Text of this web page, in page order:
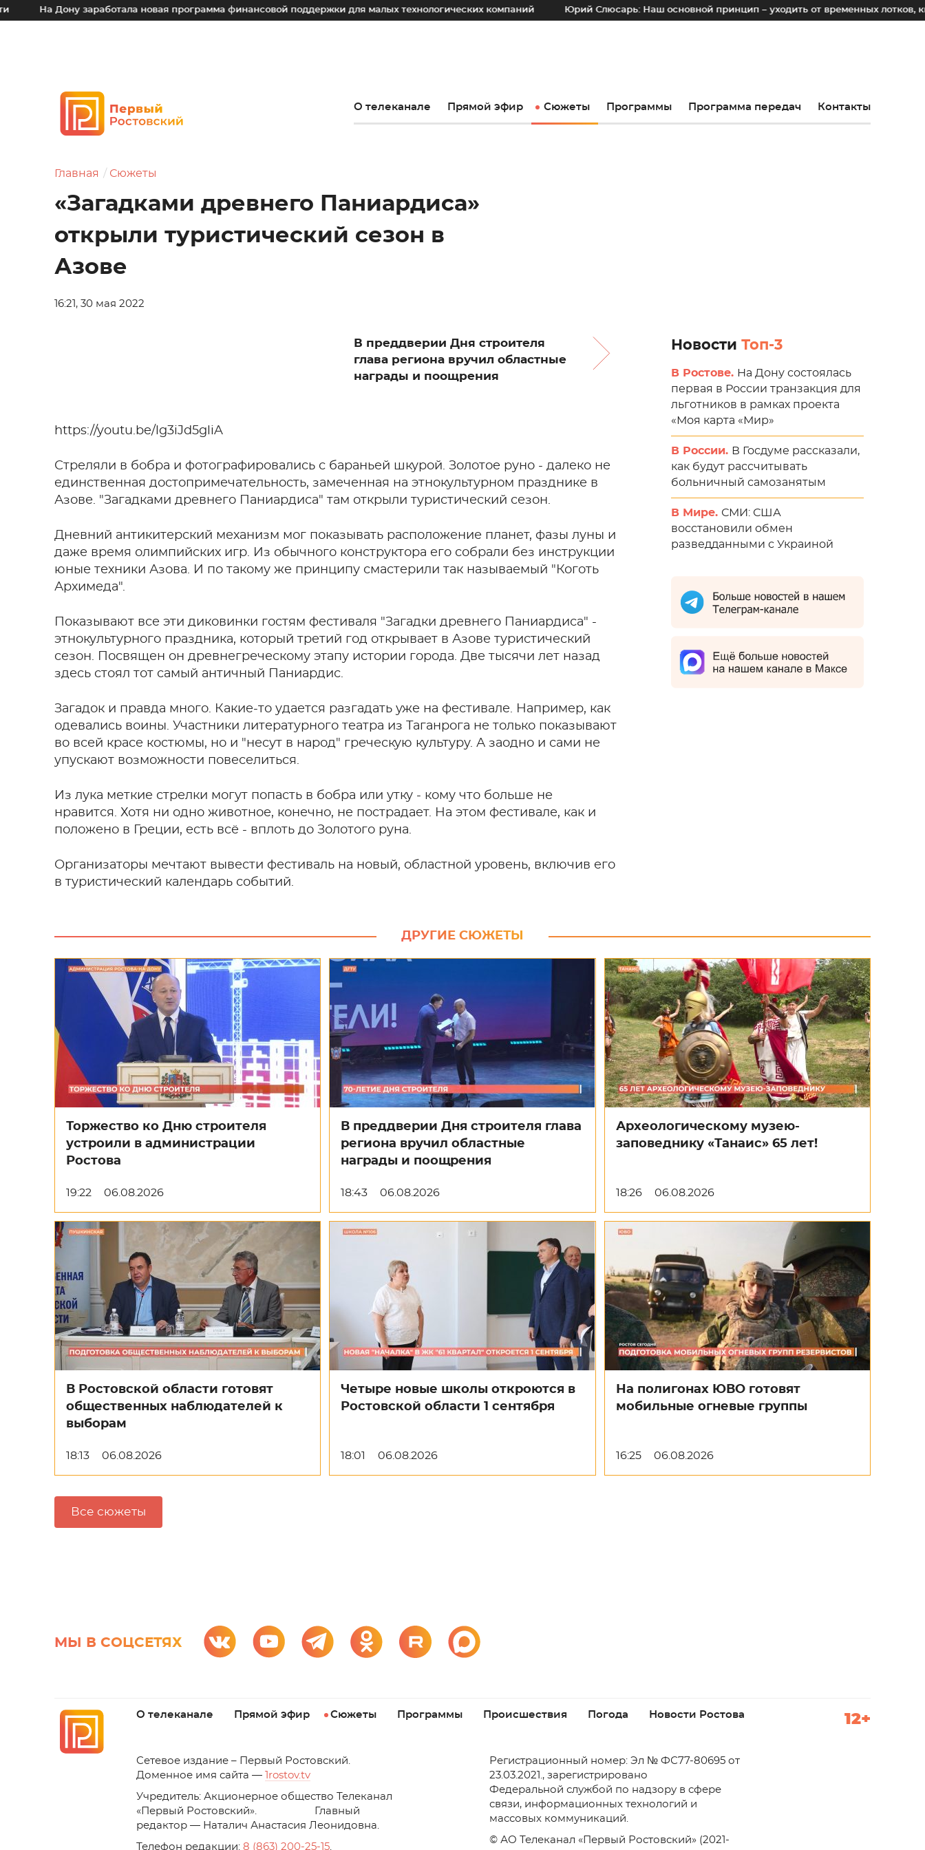
заработала новая программа финансовой поддержки для малых технологических компаний Юрий Слюсарь: Наш основной принцип – уходить от временных лотков, киосков и
О телеканале Прямой эфир Сюжеты Программы Программа передач Контакты
Главная Сюжеты
«Загадками древнего Паниардиса»
открыли туристический сезон в
Азове
16:21, 30 мая 2022
В преддверии Дня строителя
глава региона вручил областные
награды и поощрения
https://youtu.be/lg3iJd5gliA
Стреляли в бобра и фотографировались с бараньей шкурой. Золотое руно - далеко не
единственная достопримечательность, замеченная на этнокультурном празднике в
Азове. "Загадками древнего Паниардиса" там открыли туристический сезон.
Дневний антикитерский механизм мог показывать расположение планет, фазы луны и
даже время олимпийских игр. Из обычного конструктора его собрали без инструкции
юные техники Азова. И по такому же принципу смастерили так называемый "Коготь
Архимеда".
Показывают все эти диковинки гостям фестиваля "Загадки древнего Паниардиса" -
этнокультурного праздника, который третий год открывает в Азове туристический
сезон. Посвящен он древнегреческому этапу истории города. Две тысячи лет назад
здесь стоял тот самый античный Паниардис.
Загадок и правда много. Какие-то удается разгадать уже на фестивале. Например, как
одевались воины. Участники литературного театра из Таганрога не только показывают
во всей красе костюмы, но и "несут в народ" греческую культуру. А заодно и сами не
упускают возможности повеселиться.
Из лука меткие стрелки могут попасть в бобра или утку - кому что больше не
нравится. Хотя ни одно животное, конечно, не пострадает. На этом фестивале, как и
положено в Греции, есть всё - вплоть до Золотого руна.
Организаторы мечтают вывести фестиваль на новый, областной уровень, включив его
в туристический календарь событий.
Новости Топ-3
В Ростове. На Дону состоялась
первая в России транзакция для
льготников в рамках проекта
«Моя карта «Мир»
В России. В Госдуме рассказали,
как будут рассчитывать
больничный самозанятым
В Мире. СМИ: США
восстановили обмен
разведданными с Украиной
ДРУГИЕ СЮЖЕТЫ
Торжество ко Дню строителя
устроили в администрации
Ростова
19:22 06.08.2026
В преддверии Дня строителя глава
региона вручил областные
награды и поощрения
18:43 06.08.2026
Археологическому музею-
заповеднику «Танаис» 65 лет!
18:26 06.08.2026
В Ростовской области готовят
общественных наблюдателей к
выборам
18:13 06.08.2026
Четыре новые школы откроются в
Ростовской области 1 сентября
18:01 06.08.2026
На полигонах ЮВО готовят
мобильные огневые группы
16:25 06.08.2026
Все сюжеты
МЫ В СОЦСЕТЯХ
О телеканале Прямой эфир Сюжеты Программы Происшествия Погода Новости Ростова 12+
Cетевое издание – Первый Ростовский.
Доменное имя сайта —
1rostov.tv
Учредитель: Акционерное общество Телеканал
«Первый Ростовский». Главный
редактор — Наталич Анастасия Леонидовна.
Телефон редакции: 8 (863) 200-25-15.
Регистрационный номер: Эл № ФС77-80695 от
23.03.2021., зарегистрировано
Федеральной службой по надзору в сфере
связи, информационных технологий и
массовых коммуникаций.
© АО Телеканал «Первый Ростовский» (2021-